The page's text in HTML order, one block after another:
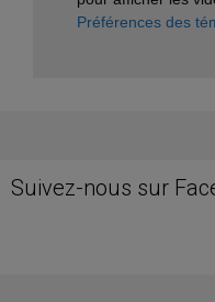
Préférences des
Suivez-nous sur